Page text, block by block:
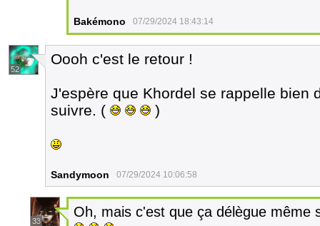
Bakémono 07/29/2024 18:43:14
52
Oooh c'est le retour !
J'espère que Khordel se rappelle bien
suivre. (
)
Sandymoon 07/29/2024 10:06:58
33
Oh, mais c'est que ça délègue même